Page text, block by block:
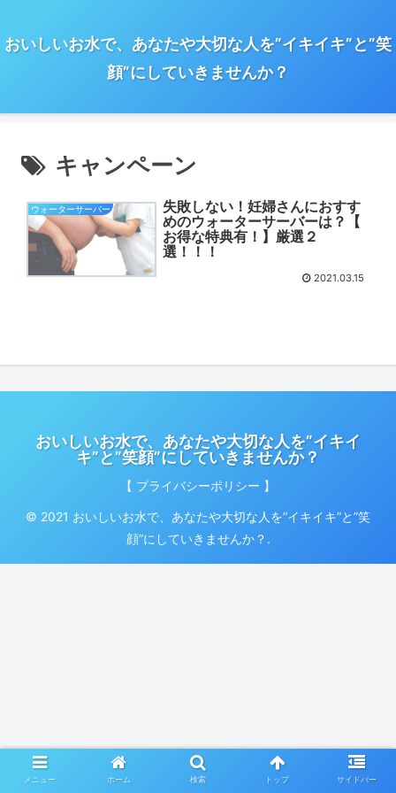
おいしいお水で、あなたや大切な人を”イキイキ”と”笑
顔”にしていきませんか？
キャンペーン
ウォーターサーバー
失敗しない！妊婦さんにおすす
めのウォーターサーバーは？【
お得な特典有！】厳選２
選！！！
2021.03.15
おいしいお水で、あなたや大切な人を”イキイ
キ”と”笑顔”にしていきませんか？
【 プライバシーポリシー 】
© 2021 おいしいお水で、あなたや大切な人を”イキイキ”と”笑
顔”にしていきませんか？.
メニュー ホーム 検索 トップ サイドバー